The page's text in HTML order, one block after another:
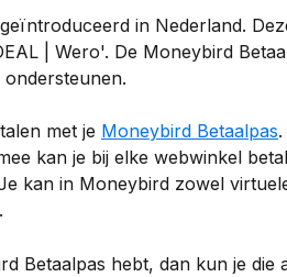
geïntroduceerd in Nederland.
| Wero'. De Moneybird
ondersteunen.
met je Moneybird Betaalpas
kan je bij elke webwinkel
kan in Moneybird zowel
Betaalpas hebt, dan kun je die